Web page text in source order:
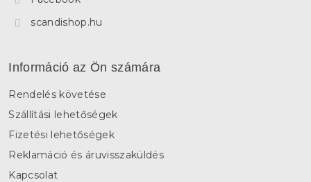
scandishop.hu
Információ az Ön számára
Rendelés követése
Szállítási lehetőségek
Fizetési lehetőségek
Reklamáció és áruvisszaküldés
Kapcsolat